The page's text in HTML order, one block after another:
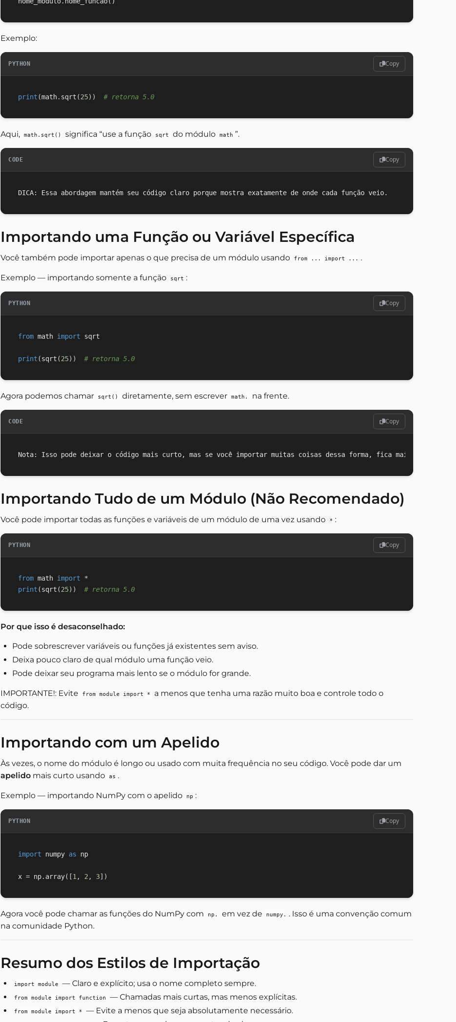
Exemplo:
PYTHON Copy
print (math. sqrt (25) ) # retorna 5.0
Aqui, math.sqrt() significa “use a função sqrt do módulo math ”.
CODE Copy
Importando uma Função ou Variável Específica
Você também pode importar apenas o que precisa de um módulo usando from ... import ... .
Exemplo — importando somente a função sqrt :
PYTHON Copy
from math import sqrt
print (sqrt (25) ) # retorna 5.0
Agora podemos chamar sqrt() diretamente, sem escrever math. na frente.
CODE Copy
Importando Tudo de um Módulo (Não Recomendado)
Você pode importar todas as funções e variáveis de um módulo de uma vez usando * :
PYTHON Copy
from math import
*
print (sqrt (25) ) # retorna 5.0
Por que isso é desaconselhado:
Pode sobrescrever variáveis ou funções já existentes sem aviso.
Deixa pouco claro de qual módulo uma função veio.
Pode deixar seu programa mais lento se o módulo for grande.
IMPORTANTE!: Evite from module import *
a menos que tenha uma razão muito boa e controle todo o
código.
Importando com um Apelido
Às vezes, o nome do módulo é longo ou usado com muita frequência no seu código. Você pode dar um
apelido mais curto usando as .
Exemplo — importando NumPy com o apelido np :
PYTHON Copy
import numpy as np
x = np. array( [1 , 2 , 3] )
Agora você pode chamar as funções do NumPy com np. em vez de numpy. . Isso é uma convenção comum
na comunidade Python.
Resumo dos Estilos de Importação
import module — Claro e explícito; usa o nome completo sempre.
from module import function — Chamadas mais curtas, mas menos explícitas.
from module import * — Evite a menos que seja absolutamente necessário.